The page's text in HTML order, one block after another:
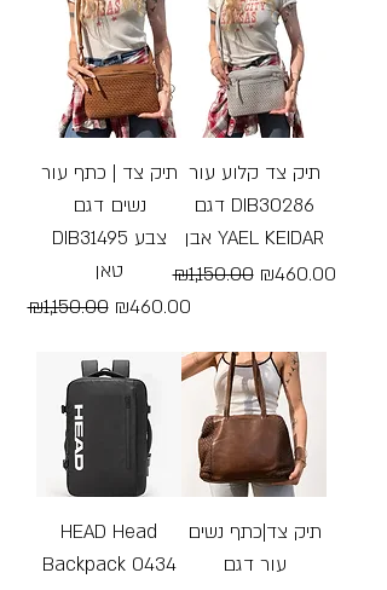
תיק צד | כתף עור
נשים דגם
DIB31495 צבע
טאן
Regular Price
₪1,150.00 Sale Price
₪460.00
תיק צד קלוע עור
דגם DIB30286
אבן YAEL KEIDAR
Regular Price
₪1,150.00 Sale Price
₪460.00
HEAD Head
Backpack 0434
תיק צד|כתף נשים
עור דגם